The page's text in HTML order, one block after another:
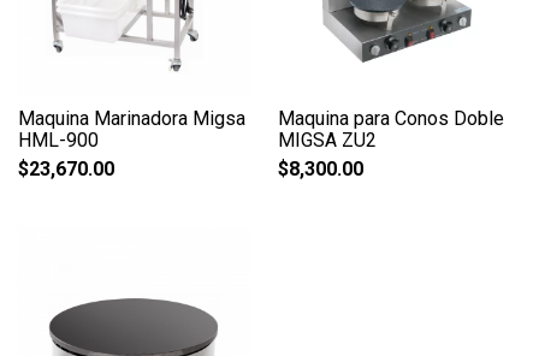
Maquina Marinadora Migsa
HML-900
$23,670.00
Maquina para Conos Doble
MIGSA ZU2
$8,300.00